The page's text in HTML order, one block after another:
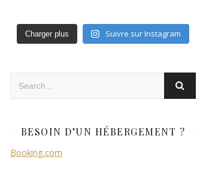
Charger plus Suivre sur Instagram
BESOIN D’UN HÉBERGEMENT ?
Booking.com